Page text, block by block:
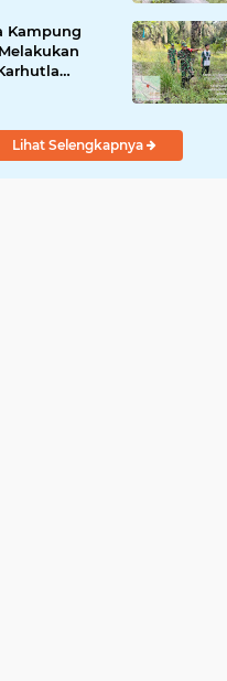
Kampung
Warga
Lihat Selengkapnya